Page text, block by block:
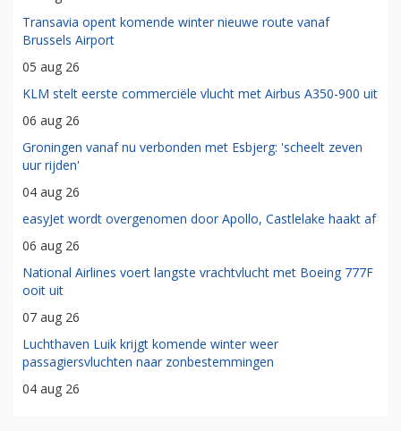
Transavia opent komende winter nieuwe route vanaf
Brussels Airport
05 aug 26
KLM stelt eerste commerciële vlucht met Airbus A350-900 uit
06 aug 26
Groningen vanaf nu verbonden met Esbjerg: 'scheelt zeven
uur rijden'
04 aug 26
easyJet wordt overgenomen door Apollo, Castlelake haakt af
06 aug 26
National Airlines voert langste vrachtvlucht met Boeing 777F
ooit uit
07 aug 26
Luchthaven Luik krijgt komende winter weer
passagiersvluchten naar zonbestemmingen
04 aug 26